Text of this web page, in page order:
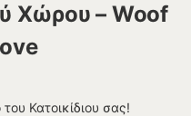
Χώρου – Woof
Κατοικίδιου σας!